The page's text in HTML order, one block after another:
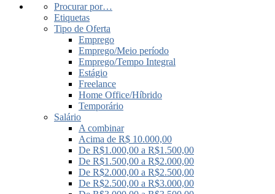
Procurar por…
Etiquetas
Tipo de Oferta
Emprego
Emprego/Meio período
Emprego/Tempo Integral
Estágio
Freelance
Home Office/Híbrido
Temporário
Salário
A combinar
Acima de R$ 10.000,00
De R$1.000,00 a R$1.500,00
De R$1.500,00 a R$2.000,00
De R$2.000,00 a R$2.500,00
De R$2.500,00 a R$3.000,00